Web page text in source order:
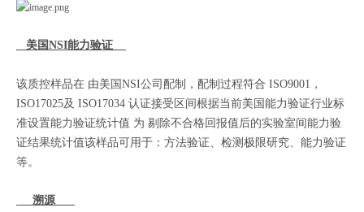
美国NSI能力验证
该质控样品在 由美国NSI公司配制，配制过程符合 ISO9001，
ISO17025及 ISO17034 认证接受区间根据当前美国能力验证行业标
准设置能力验证统计值 为 剔除不合格回报值后的实验室间能力验
证结果统计值该样品可用于：方法验证、检测极限研究、能力验证
等。
溯源